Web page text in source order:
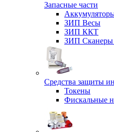
Запасные части
ЗИП Весы
ЗИП ККТ
ЗИП Сканеры
Средства защиты
Токены
Фискальные